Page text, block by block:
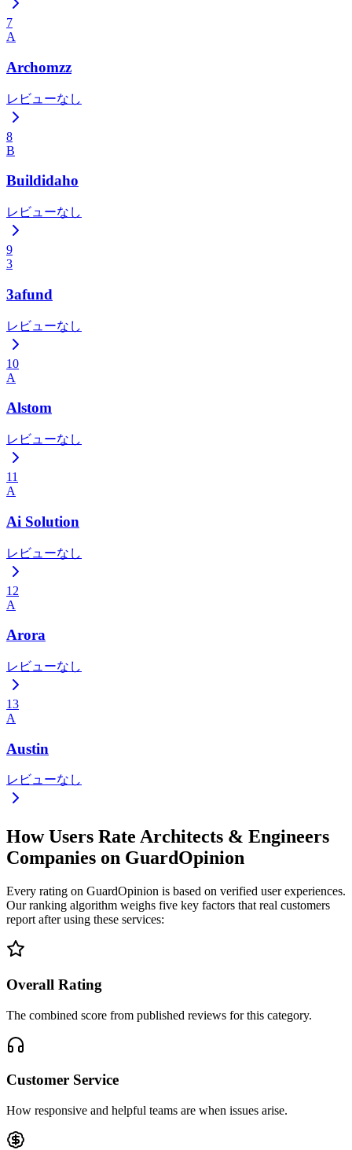
7
A
Archomzz
レビューなし
8
B
Buildidaho
レビューなし
9
3
3afund
レビューなし
10
A
Alstom
レビューなし
11
A
Ai Solution
レビューなし
12
A
Arora
レビューなし
13
A
Austin
レビューなし
How Users Rate Architects & Engineers
Companies on GuardOpinion
Every rating on GuardOpinion is based on verified user experiences.
Our ranking algorithm weighs five key factors that real customers
report after using these services:
Overall Rating
The combined score from published reviews for this category.
Customer Service
How responsive and helpful teams are when issues arise.